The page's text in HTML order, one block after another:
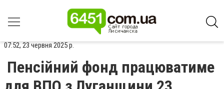
07:52, 23 червня 2025 р.
Пенсійний фонд працюватиме